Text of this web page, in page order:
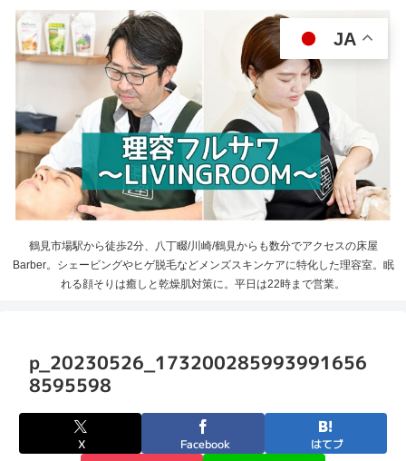
鶴見市場駅から徒歩2分、八丁畷/川崎/鶴見からも数分でアクセスの床屋
Barber。シェービングやヒゲ脱毛などメンズスキンケアに特化した理容室。眠
れる顔そりは癒しと乾燥肌対策に。平日は22時まで営業。
p_20230526_173200285993991656
8595598
X Facebook はてブ
JA